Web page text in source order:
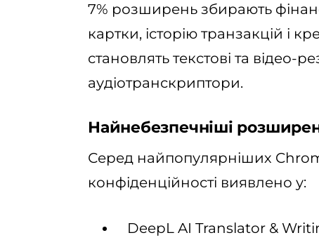
7% розширень збирають
картки, історію транзакцій і
становлять текстові та відео-
аудіотранскриптори.
Найнебезпечніші
Серед найпопулярніших
конфіденційності виявлено у:
DeepL AI Translator &